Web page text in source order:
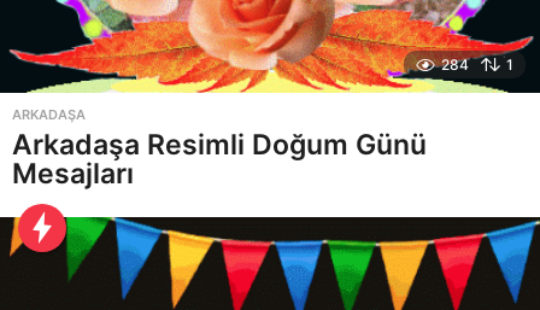
284 1
ARKADAŞA
Arkadaşa Resimli Doğum Günü
Mesajları